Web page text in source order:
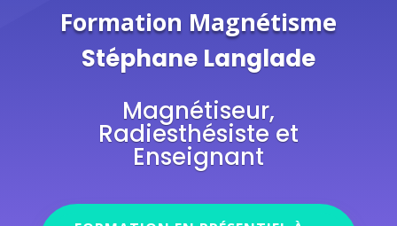
Formation Magnétisme
Stéphane Langlade
Magnétiseur,
Radiesthésiste et
Enseignant